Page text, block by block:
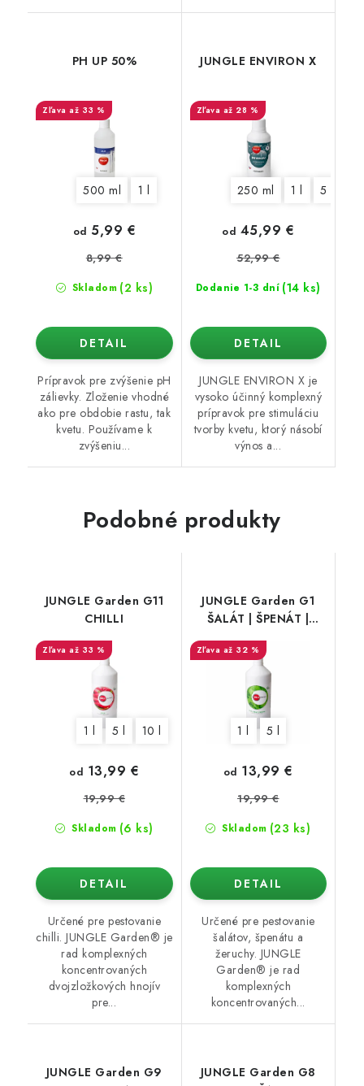
PH UP 50%
až 33 %
500 ml 1 l
Skladom (2 ks)
od 5,99 €
8,99 €
DETAIL
Prípravok pre zvýšenie pH
zálievky. Zloženie vhodné
ako pre obdobie rastu, tak
kvetu. Používame k
zvýšeniu...
JUNGLE ENVIRON X
až 28 %
250 ml 1 l 5 l
Dodanie 1-3 dní (14 ks)
od 45,99 €
52,99 €
DETAIL
JUNGLE ENVIRON X je
vysoko účinný komplexný
prípravok pre stimuláciu
tvorby kvetu, ktorý násobí
výnos a...
Podobné produkty
JUNGLE Garden G11
CHILLI
až 33 %
1 l 5 l 10 l
Skladom (6 ks)
od 13,99 €
19,99 €
DETAIL
Určené pre pestovanie
chilli. JUNGLE Garden® je
rad komplexných
koncentrovaných
dvojzložkových hnojív
pre...
JUNGLE Garden G1
ŠALÁT | ŠPENÁT |
ŽERUCHA
až 32 %
1 l 5 l
Skladom (23 ks)
od 13,99 €
19,99 €
DETAIL
Určené pre pestovanie
šalátov, špenátu a
žeruchy. JUNGLE
Garden® je rad
komplexných
koncentrovaných...
JUNGLE Garden G9
JUNGLE Garden G8